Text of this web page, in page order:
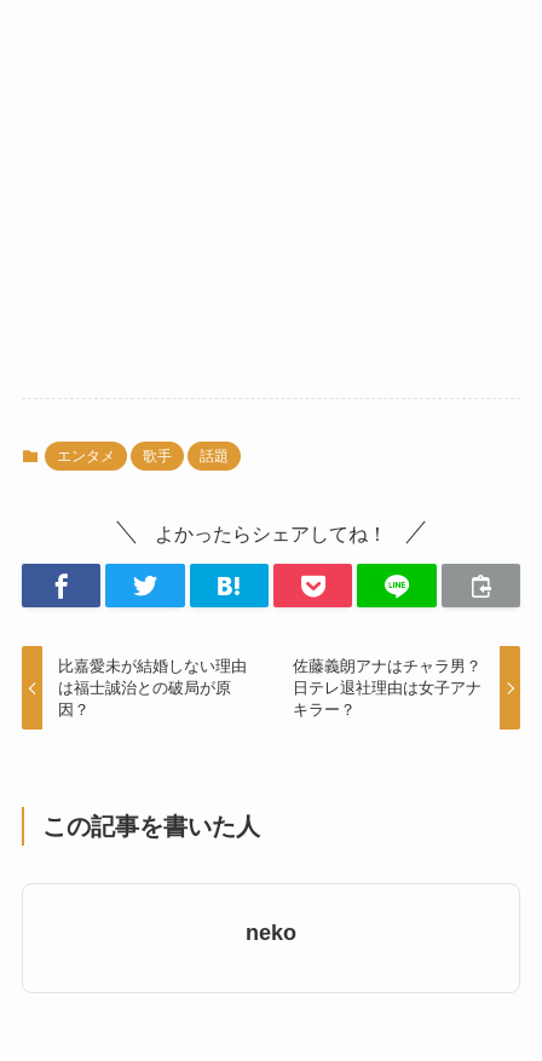
エンタメ 歌手 話題
よかったらシェアしてね！
比嘉愛未が結婚しない理由
は福士誠治との破局が原
因？
佐藤義朗アナはチャラ男？
日テレ退社理由は女子アナ
キラー？
この記事を書いた人
neko